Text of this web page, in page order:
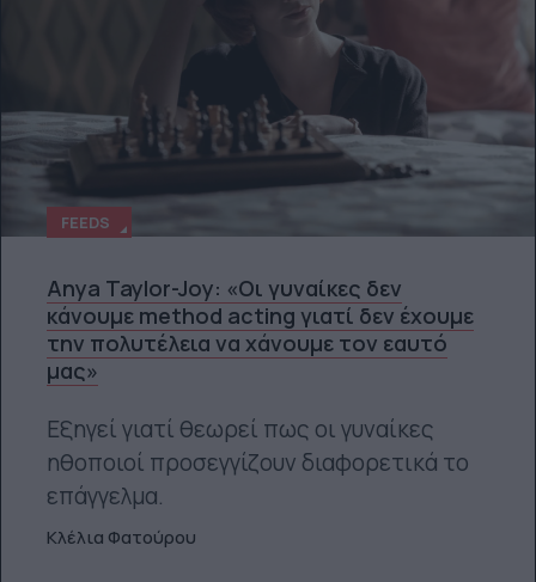
FEEDS
Anya Taylor-Joy: «Οι γυναίκες δεν
κάνουμε method acting γιατί δεν έχουμε
την πολυτέλεια να χάνουμε τον εαυτό
μας»
Εξηγεί γιατί θεωρεί πως οι γυναίκες
ηθοποιοί προσεγγίζουν διαφορετικά το
επάγγελμα.
Κλέλια Φατούρου